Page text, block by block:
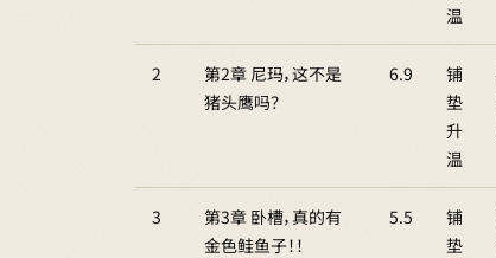
温
2
第2章 尼玛，这不是
猪头鹰吗？
6.9
铺
垫
升
温
3
第3章 卧槽，真的有
金色鲑鱼子！！
5.5
铺
垫